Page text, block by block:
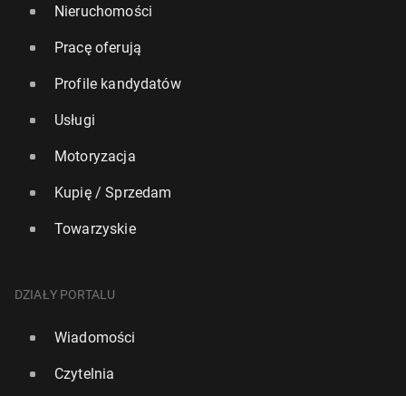
Nieruchomości
Pracę oferują
Profile kandydatów
Usługi
Motoryzacja
Kupię / Sprzedam
Towarzyskie
DZIAŁY PORTALU
Wiadomości
Czytelnia